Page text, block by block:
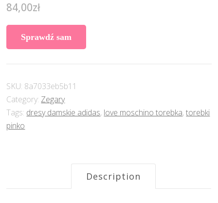
84,00zł
Sprawdź sam
SKU: 8a7033eb5b11
Category: Zegary
Tags: dresy damskie adidas, love moschino torebka,torebki
pinko
Description